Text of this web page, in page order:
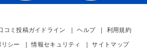
コミ投稿ガイドライン ヘルプ
利用規約
シー 情報セキュリティ サイトマップ